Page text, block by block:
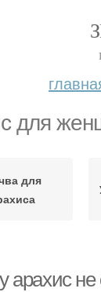
для
для
арахис не